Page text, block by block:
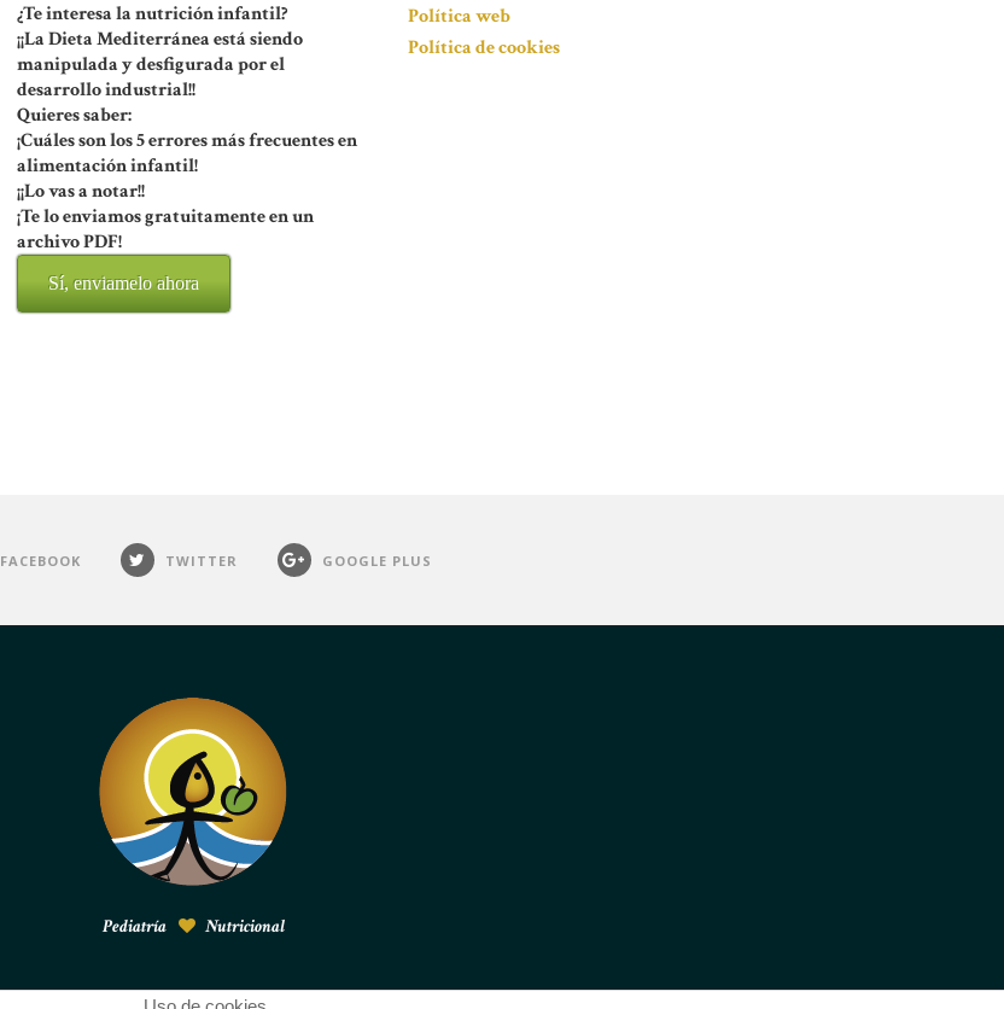
¿Te interesa la nutrición infantil?
¡¡La Dieta Mediterránea está siendo
manipulada y desfigurada por el
desarrollo industrial!!
Quieres saber:
¡Cuáles son los 5 errores más frecuentes en
alimentación infantil!
¡¡Lo vas a notar!!
¡Te lo enviamos gratuitamente en un
archivo PDF!
Sí, enviamelo ahora
Política web
Política de cookies
FACEBOOK TWITTER GOOGLE PLUS
Pediatría Nutricional